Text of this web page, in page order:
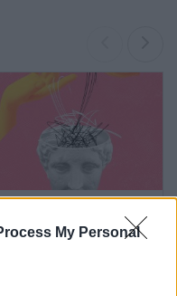
My Personal
Mais